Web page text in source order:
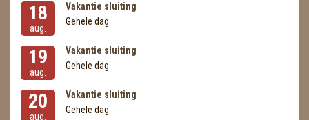
18
aug.
Vakantie sluiting
Gehele dag
19
aug.
Vakantie sluiting
Gehele dag
20
aug.
Vakantie sluiting
Gehele dag